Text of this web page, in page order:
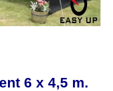
6 x 4,5 m.